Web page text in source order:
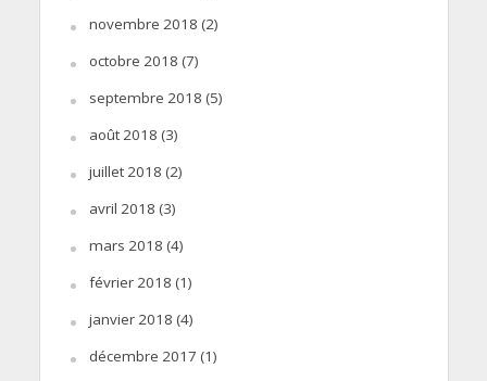
novembre 2018 (2)
octobre 2018 (7)
septembre 2018 (5)
août 2018 (3)
juillet 2018 (2)
avril 2018 (3)
mars 2018 (4)
février 2018 (1)
janvier 2018 (4)
décembre 2017 (1)